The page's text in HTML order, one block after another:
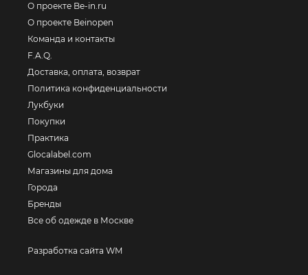
О проекте Be-in.ru
О проекте Beinopen
Команда и контакты
F.A.Q.
Доставка, оплата, возврат
Политика конфиденциальности
Лукбуки
Покупки
Практика
Glocalabel.com
Магазины для дома
Города
Бренды
Все об одежде в Москве
Разработка сайта WM